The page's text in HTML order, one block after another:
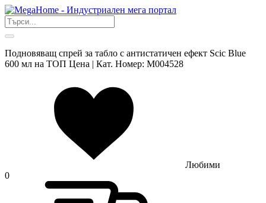
Подновяващ спрей за табло с антистатичен ефект Scic Blue
600 мл на ТОП Цена | Кат. Номер: M004528
Любими
0